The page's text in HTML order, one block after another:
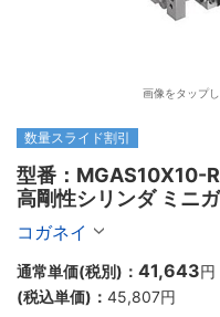
画像をタップ
数量スライド割引
型番：MGAS10X10-
高剛性シリンダ ミニ
コガネイ
通常単価(税別)： 41,643円
(税込単価)： 45,807円